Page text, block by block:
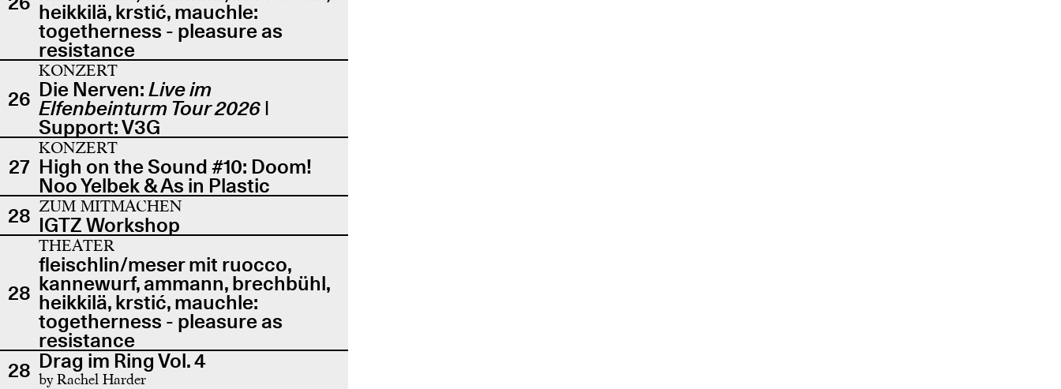
heikkilä, krstić, mauchle:
togetherness - pleasure as
resistance
26
KONZERT
Die Nerven:Live im
Elfenbeinturm Tour 2026 |
Support: V3G
27
KONZERT
High on the Sound #10: Doom!
Noo Yelbek & As in Plastic
28 ZUM MITMACHEN
IGTZ Workshop
28
THEATER
fleischlin/meser mit ruocco,
kannewurf, ammann, brechbühl,
heikkilä, krstić, mauchle:
togetherness - pleasure as
resistance
28 Drag im Ring Vol. 4
by Rachel Harder